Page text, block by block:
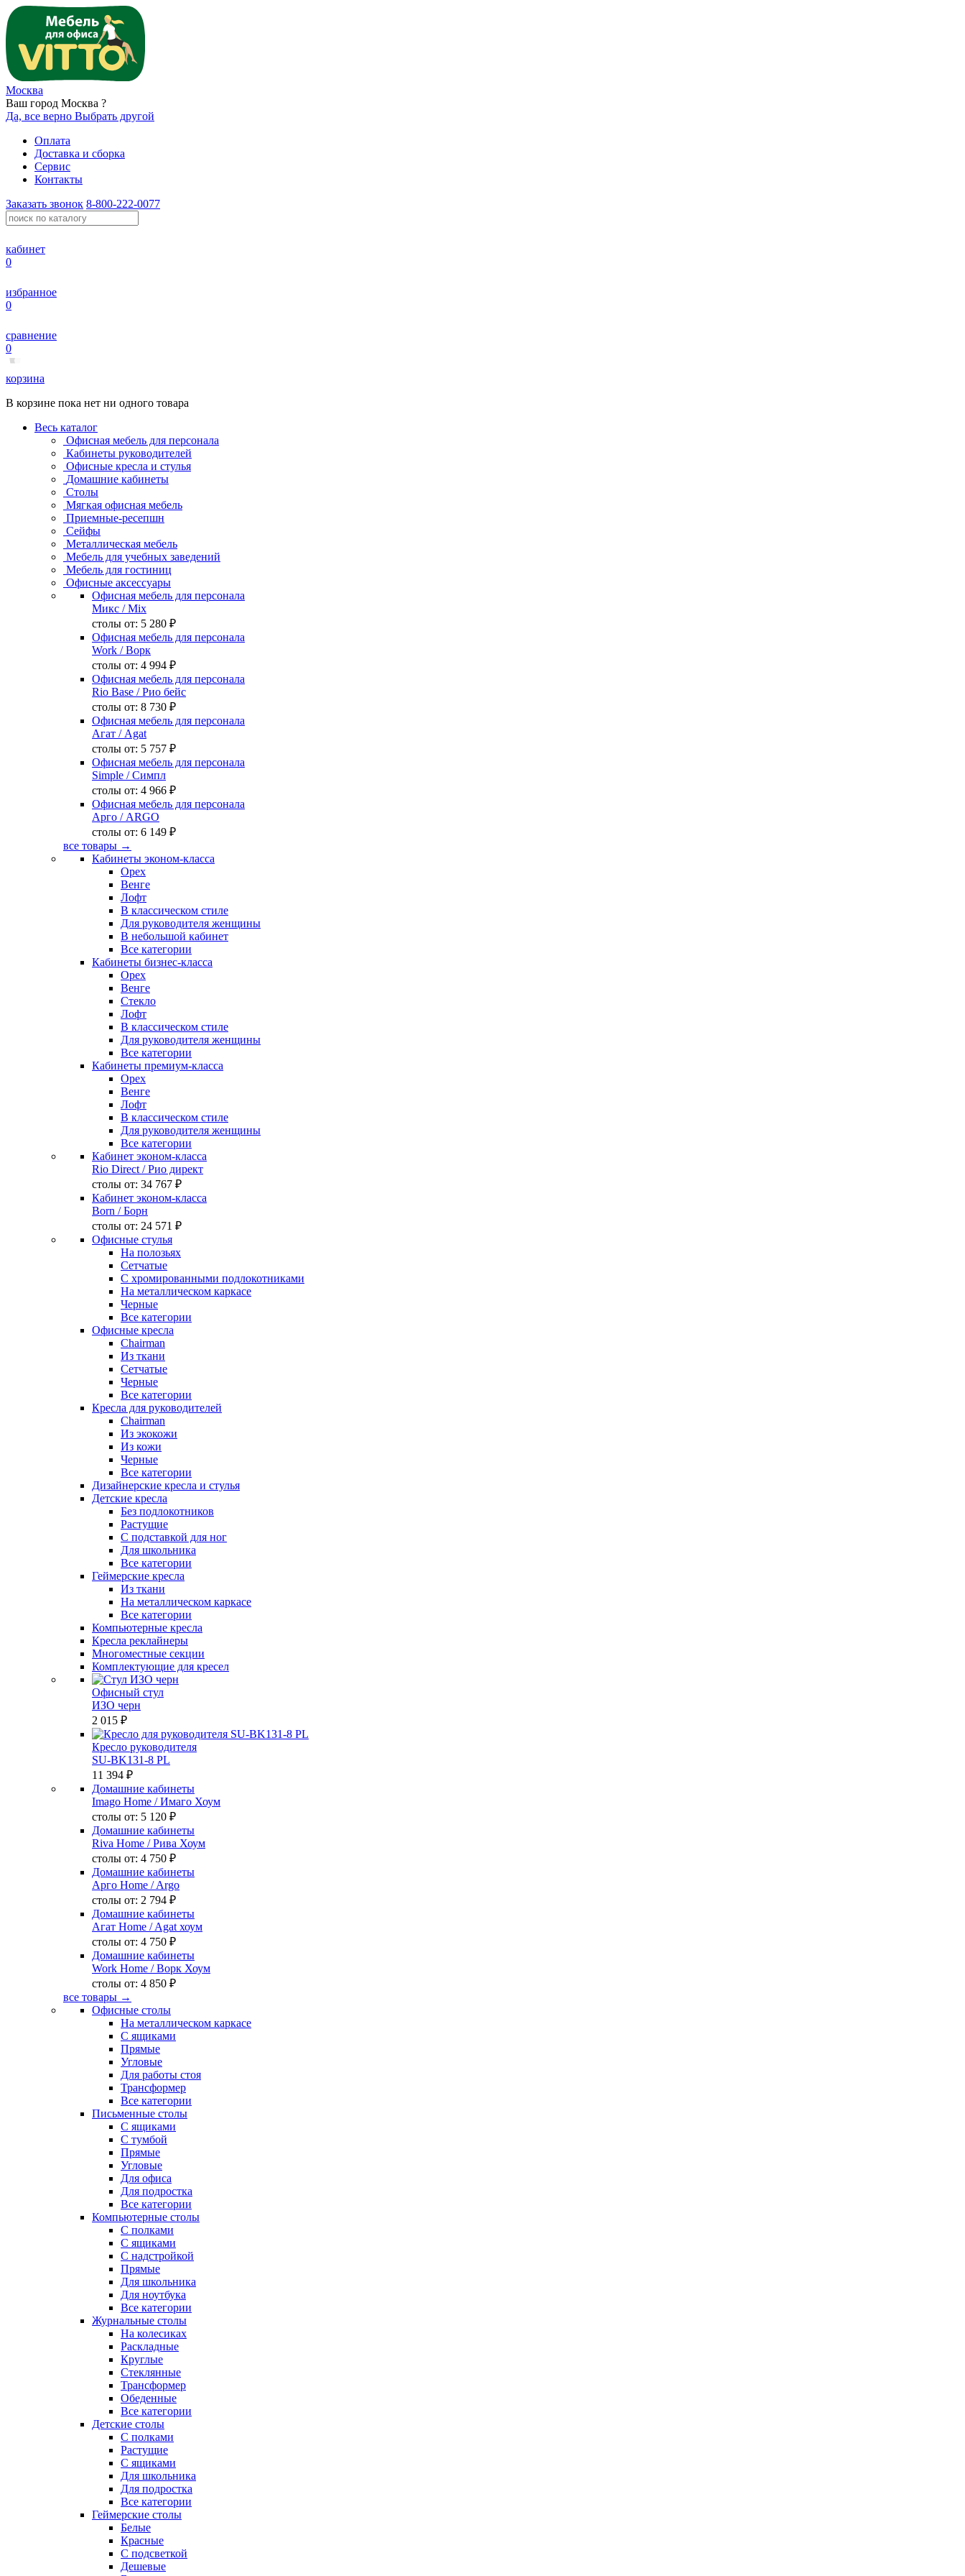
Москва
Ваш город Москва ?
Да, все верно Выбрать другой
Оплата
Доставка и сборка
Сервис
Контакты
Заказать звонок 8-800-222-0077
кабинет
0
избранное
0
сравнение
0
корзина
В корзине пока нет ни одного товара
Весь каталог
Офисная мебель для персонала
Кабинеты руководителей
Офисные кресла и стулья
Домашние кабинеты
Столы
Мягкая офисная мебель
Приемные-ресепшн
Сейфы
Металлическая мебель
Мебель для учебных заведений
Мебель для гостиниц
Офисные аксессуары
Офисная мебель для персонала
Микс / Mix
столы от: 5 280 ₽
Офисная мебель для персонала
Work / Ворк
столы от: 4 994 ₽
Офисная мебель для персонала
Rio Base / Рио бейс
столы от: 8 730 ₽
Офисная мебель для персонала
Агат / Agat
столы от: 5 757 ₽
Офисная мебель для персонала
Simple / Симпл
столы от: 4 966 ₽
Офисная мебель для персонала
Арго / ARGO
столы от: 6 149 ₽
все товары →
Кабинеты эконом-класса
Орех
Венге
Лофт
В классическом стиле
Для руководителя женщины
В небольшой кабинет
Все категории
Кабинеты бизнес-класса
Орех
Венге
Стекло
Лофт
В классическом стиле
Для руководителя женщины
Все категории
Кабинеты премиум-класса
Орех
Венге
Лофт
В классическом стиле
Для руководителя женщины
Все категории
Кабинет эконом-класса
Rio Direct / Рио директ
столы от: 34 767 ₽
Кабинет эконом-класса
Born / Борн
столы от: 24 571 ₽
Офисные стулья
На полозьях
Сетчатые
С хромированными подлокотниками
На металлическом каркасе
Черные
Все категории
Офисные кресла
Chairman
Из ткани
Сетчатые
Черные
Все категории
Кресла для руководителей
Chairman
Из экокожи
Из кожи
Черные
Все категории
Дизайнерские кресла и стулья
Детские кресла
Без подлокотников
Растущие
С подставкой для ног
Для школьника
Все категории
Геймерские кресла
Из ткани
На металлическом каркасе
Все категории
Компьютерные кресла
Кресла реклайнеры
Многоместные секции
Комплектующие для кресел
Офисный стул
ИЗО черн
2 015 ₽
Кресло руководителя
SU-BK131-8 PL
11 394 ₽
Домашние кабинеты
Imago Home / Имаго Хоум
столы от: 5 120 ₽
Домашние кабинеты
Riva Home / Рива Хоум
столы от: 4 750 ₽
Домашние кабинеты
Арго Home / Argo
столы от: 2 794 ₽
Домашние кабинеты
Агат Home / Agat хоум
столы от: 4 750 ₽
Домашние кабинеты
Work Home / Ворк Хоум
столы от: 4 850 ₽
все товары →
Офисные столы
На металлическом каркасе
С ящиками
Прямые
Угловые
Для работы стоя
Трансформер
Все категории
Письменные столы
С ящиками
С тумбой
Прямые
Угловые
Для офиса
Для подростка
Все категории
Компьютерные столы
С полками
С ящиками
С надстройкой
Прямые
Для школьника
Для ноутбука
Все категории
Журнальные столы
На колесиках
Раскладные
Круглые
Стеклянные
Трансформер
Обеденные
Все категории
Детские столы
С полками
Растущие
С ящиками
Для школьника
Для подростка
Все категории
Геймерские столы
Белые
Красные
С подсветкой
Дешевые